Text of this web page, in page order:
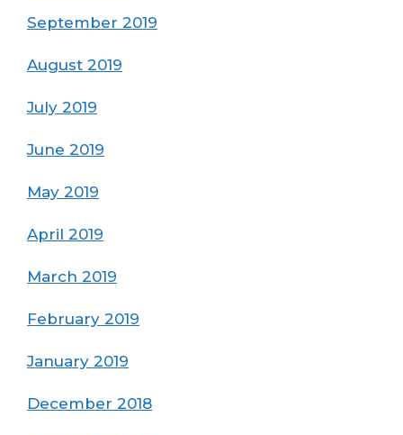
September 2019
August 2019
July 2019
June 2019
May 2019
April 2019
March 2019
February 2019
January 2019
December 2018